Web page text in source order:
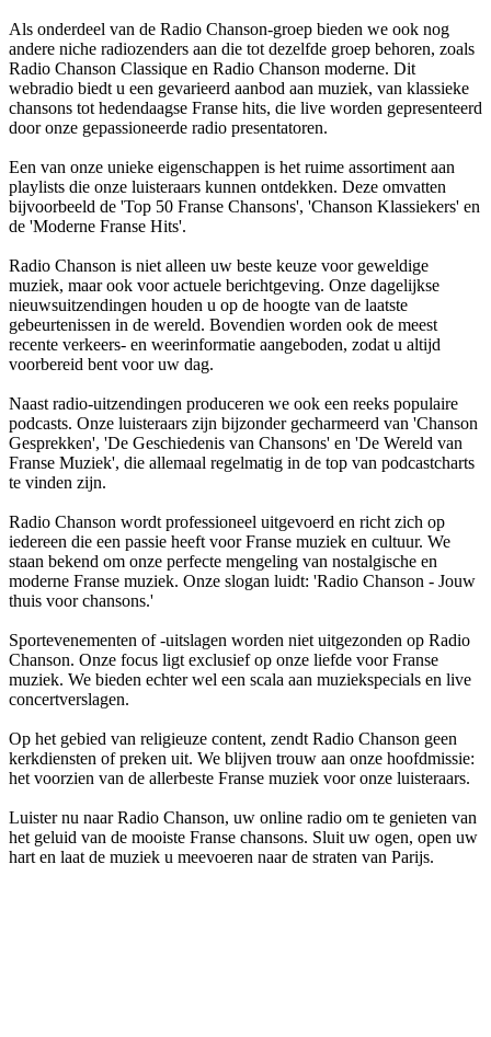
Als onderdeel van de Radio Chanson-groep bieden we ook nog
andere niche radiozenders aan die tot dezelfde groep behoren, zoals
Radio Chanson Classique en Radio Chanson moderne. Dit
webradio biedt u een gevarieerd aanbod aan muziek, van klassieke
chansons tot hedendaagse Franse hits, die live worden gepresenteerd
door onze gepassioneerde radio presentatoren.
Een van onze unieke eigenschappen is het ruime assortiment aan
playlists die onze luisteraars kunnen ontdekken. Deze omvatten
bijvoorbeeld de 'Top 50 Franse Chansons', 'Chanson Klassiekers' en
de 'Moderne Franse Hits'.
Radio Chanson is niet alleen uw beste keuze voor geweldige
muziek, maar ook voor actuele berichtgeving. Onze dagelijkse
nieuwsuitzendingen houden u op de hoogte van de laatste
gebeurtenissen in de wereld. Bovendien worden ook de meest
recente verkeers- en weerinformatie aangeboden, zodat u altijd
voorbereid bent voor uw dag.
Naast radio-uitzendingen produceren we ook een reeks populaire
podcasts. Onze luisteraars zijn bijzonder gecharmeerd van 'Chanson
Gesprekken', 'De Geschiedenis van Chansons' en 'De Wereld van
Franse Muziek', die allemaal regelmatig in de top van podcastcharts
te vinden zijn.
Radio Chanson wordt professioneel uitgevoerd en richt zich op
iedereen die een passie heeft voor Franse muziek en cultuur. We
staan bekend om onze perfecte mengeling van nostalgische en
moderne Franse muziek. Onze slogan luidt: 'Radio Chanson - Jouw
thuis voor chansons.'
Sportevenementen of -uitslagen worden niet uitgezonden op Radio
Chanson. Onze focus ligt exclusief op onze liefde voor Franse
muziek. We bieden echter wel een scala aan muziekspecials en live
concertverslagen.
Op het gebied van religieuze content, zendt Radio Chanson geen
kerkdiensten of preken uit. We blijven trouw aan onze hoofdmissie:
het voorzien van de allerbeste Franse muziek voor onze luisteraars.
Luister nu naar Radio Chanson, uw online radio om te genieten van
het geluid van de mooiste Franse chansons. Sluit uw ogen, open uw
hart en laat de muziek u meevoeren naar de straten van Parijs.